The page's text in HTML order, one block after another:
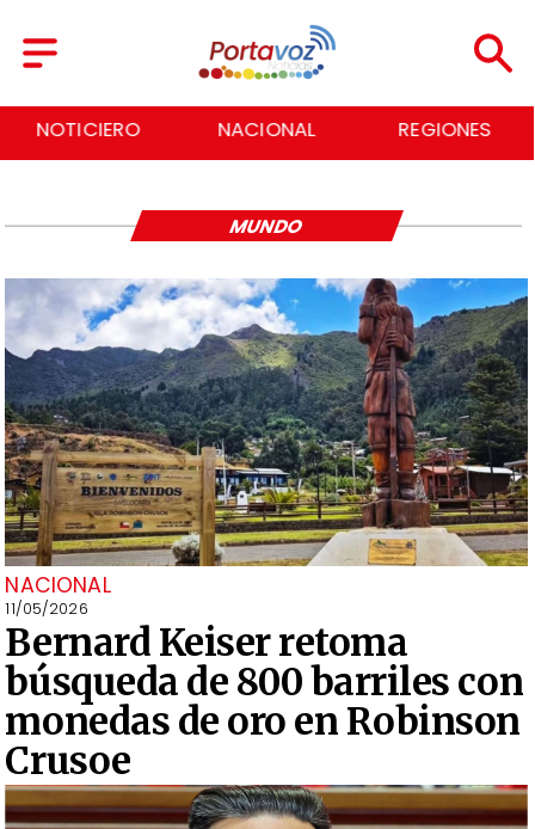
NOTICIERO NACIONAL REGIONES
NACIONAL
11/05/2026
Bernard Keiser retoma
búsqueda de 800 barriles con
monedas de oro en Robinson
Crusoe
MUNDO